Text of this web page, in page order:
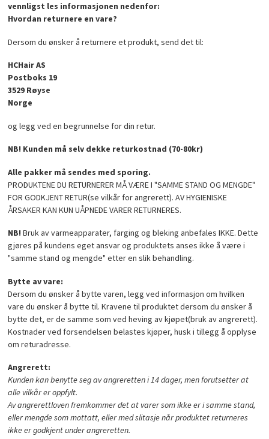
vennligst les informasjonen nedenfor:
Hvordan returnere en vare?
Dersom du ønsker å returnere et produkt, send det til:
HCHair AS
Postboks 19
3529 Røyse
Norge
og legg ved en begrunnelse for din retur.
NB! Kunden må selv dekke returkostnad (70-80kr)
Alle pakker må sendes med sporing.
PRODUKTENE DU RETURNERER MÅ VÆRE I "SAMME STAND OG MENGDE"
FOR GODKJENT RETUR(se vilkår for angrerett). AV HYGIENISKE
ÅRSAKER KAN KUN UÅPNEDE VARER RETURNERES.
NB!Bruk av varmeapparater, farging og bleking anbefales IKKE. Dette
gjøres på kundens eget ansvar og produktets anses ikke å være i
"samme stand og mengde" etter en slik behandling.
Bytte av vare:
Dersom du ønsker å bytte varen, legg ved informasjon om hvilken
vare du ønsker å bytte til. Kravene til produktet dersom du ønsker å
bytte det, er de samme som ved heving av kjøpet(bruk av angrerett).
Kostnader ved forsendelsen belastes kjøper, husk i tillegg å opplyse
om returadresse.
Angrerett:
Kunden kan benytte seg av angreretten i 14 dager, men forutsetter at
alle vilkår er oppfylt.
Av angrerettloven fremkommer det at varer som ikke er i samme stand,
eller mengde som mottatt, eller med slitasje når produktet returneres
ikke er godkjent under angreretten.